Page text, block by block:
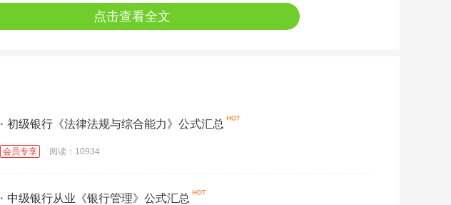
点击查看全文
· 初级银行《法律法规与综合能力》公式汇总
会员专享 阅读：10934
· 中级银行从业《银行管理》公式汇总